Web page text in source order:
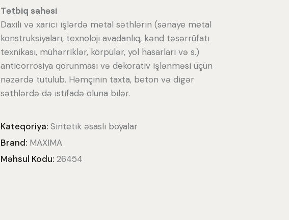
Tətbiq sahəsi
Daxili və xarici işlərdə metal səthlərin (sənaye metal
konstruksiyaları, texnoloji avadanlıq, kənd təsərrüfatı
texnikası, mühərriklər, körpülər, yol hasarları və s.)
anticorrosiya qorunması və dekorativ işlənməsi üçün
nəzərdə tutulub. Həmçinin taxta, beton və digər
səthlərdə də istifadə oluna bilər.
Kateqoriya: Sintetik əsaslı boyalar
Brand: MAXIMA
Məhsul Kodu: 26454